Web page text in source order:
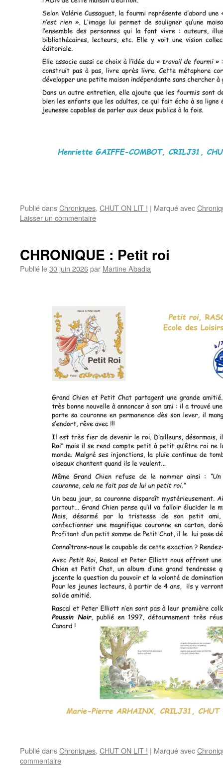
Publié dansChroniques, CHUT ON LIT ! | Marqué avec
Laisser un commentaire
CHRONIQUE : Petit roi
Publié le30 juin 2026par Martine Abadia
Publié dansChroniques, CHUT ON LIT ! | Marqué avec
commentaire